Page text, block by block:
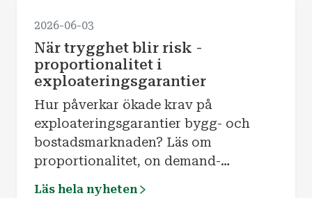
2026-06-03
När trygghet blir risk -
proportionalitet i
exploateringsgarantier
Hur påverkar ökade krav på
exploateringsgarantier bygg- och
bostadsmarknaden? Läs om
proportionalitet, on demand-
Läs hela nyheten